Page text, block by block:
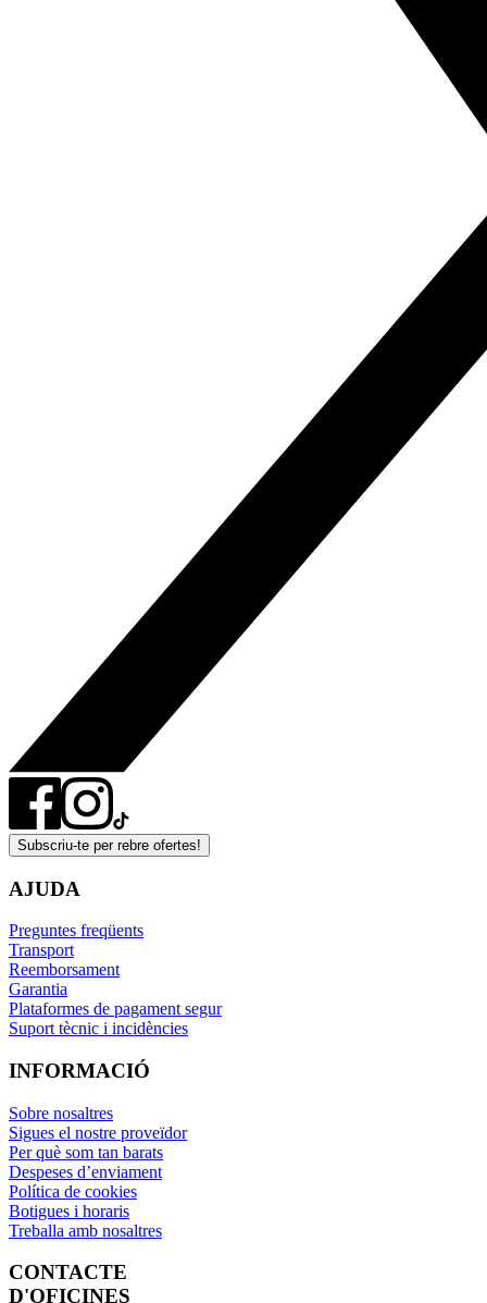
Subscriu-te per rebre ofertes!
AJUDA
Preguntes freqüents
Transport
Reemborsament
Garantia
Plataformes de pagament segur
Suport tècnic i incidències
INFORMACIÓ
Sobre nosaltres
Sigues el nostre proveïdor
Per què som tan barats
Despeses d’enviament
Política de cookies
Botigues i horaris
Treballa amb nosaltres
CONTACTE
D'OFICINES